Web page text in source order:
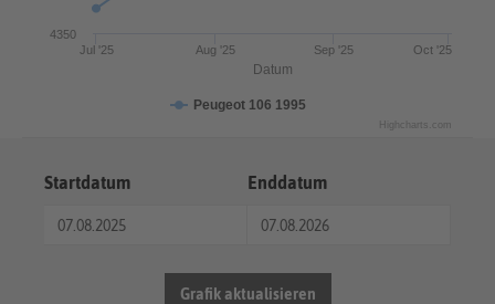
Datum
Peugeot 106 1995
Jul '25 Aug '25 Sep '25 Oct '25
4350
Highcharts.com
Startdatum Enddatum
Grafik aktualisieren